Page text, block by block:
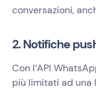
conversazioni,
2. Notifiche
Con l’API
più limitati ad una